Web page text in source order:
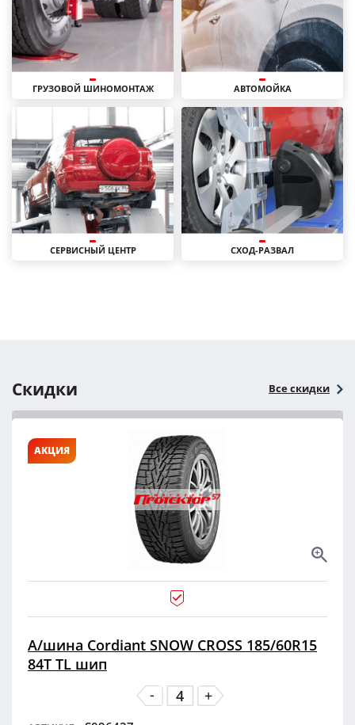
ГРУЗОВОЙ ШИНОМОНТАЖ АВТОМОЙКА
СЕРВИСНЫЙ ЦЕНТР СХОД-РАЗВАЛ
Скидки Все скидки
АКЦИЯ
А/шина Cordiant SNOW CROSS 185/60R15
84T TL шип
-
+